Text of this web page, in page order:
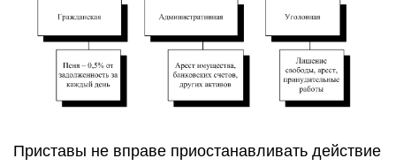
Приставы не вправе приостанавливать действие